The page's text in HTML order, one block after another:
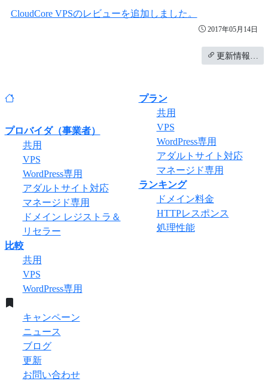
CloudCore VPSのレビューを追加しました。
2017年05月14日
更新情報…
プロバイダ（事業者）
共用
VPS
WordPress専用
アダルトサイト対応
マネージド専用
ドメイン レジストラ＆
リセラー
プラン
共用
VPS
WordPress専用
アダルトサイト対応
マネージド専用
ランキング
ドメイン料金
HTTPレスポンス
処理性能
比較
共用
VPS
WordPress専用
キャンペーン
ニュース
ブログ
更新
お問い合わせ